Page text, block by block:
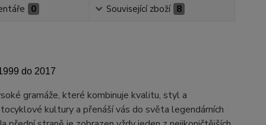
0 Související zboží 8
do 2017
gramáže, které kombinuje kvalitu, styl a
kultury a přenáší vás do světa legendárních